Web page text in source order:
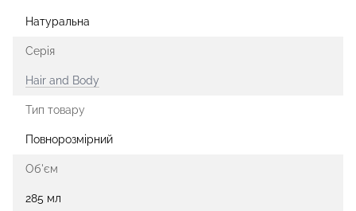
Натуральна
Серія
Hair and Body
Тип товару
Повнорозмірний
Об'єм
285 мл